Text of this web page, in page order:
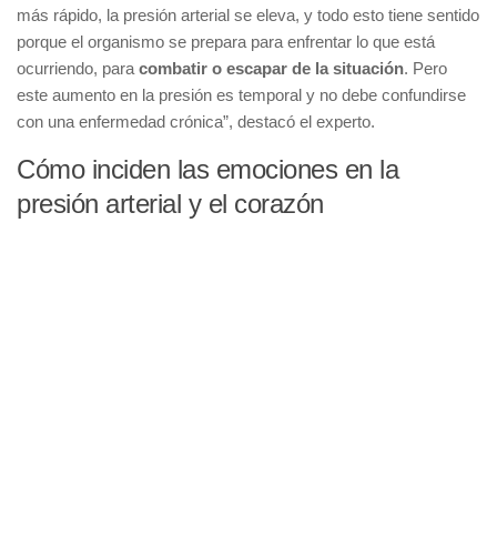
más rápido, la presión arterial se eleva, y todo esto tiene sentido
porque el organismo se prepara para enfrentar lo que está
ocurriendo, para combatir o escapar de la situación. Pero
este aumento en la presión es temporal y no debe confundirse
con una enfermedad crónica”, destacó el experto.
Cómo inciden las emociones en la
presión arterial y el corazón